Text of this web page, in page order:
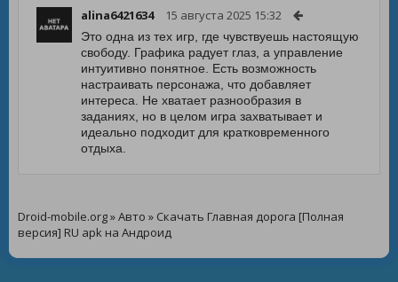
alina6421634 15 августа 2025 15:32
Это одна из тех игр, где чувствуешь настоящую
свободу. Графика радует глаз, а управление
интуитивно понятное. Есть возможность
настраивать персонажа, что добавляет
интереса. Не хватает разнообразия в
заданиях, но в целом игра захватывает и
идеально подходит для кратковременного
отдыха.
Droid-mobile.org»Авто » Скачать Главная дорога [Полная
версия] RU apk на Андроид